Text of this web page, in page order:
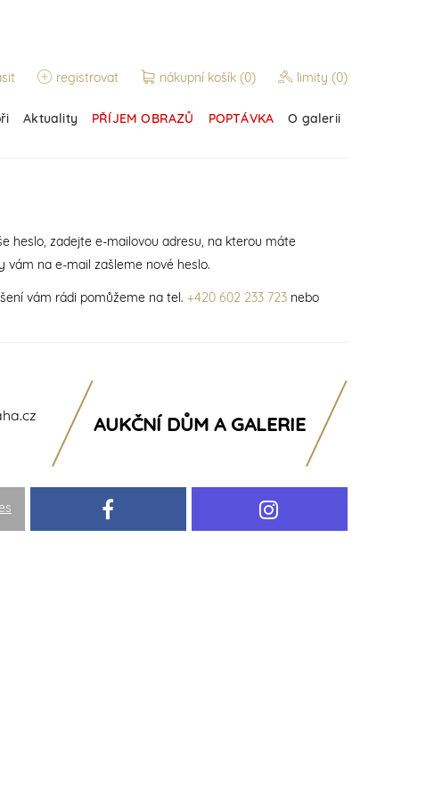
registrovat nákupní košík (0) limity (0)
Aktuality PŘÍJEM OBRAZŮ POPTÁVKA O galerii
heslo, zadejte e-mailovou adresu, na kterou máte
vám na e-mail zašleme nové heslo.
vám rádi pomůžeme na tel. +420 602 233 723nebo
AUKČNÍ DŮM A GALERIE